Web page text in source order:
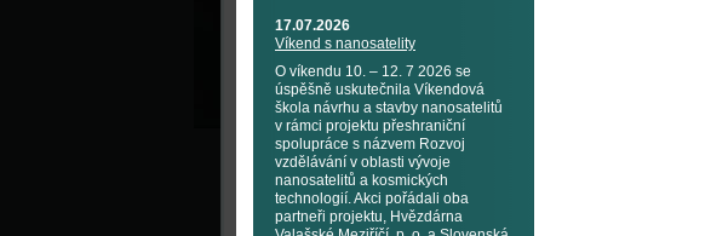
17.07.2026
Víkend s nanosatelity
O víkendu 10. – 12. 7 2026 se
úspěšně uskutečnila Víkendová
škola návrhu a stavby nanosatelitů
v rámci projektu přeshraniční
spolupráce s názvem Rozvoj
vzdělávání v oblasti vývoje
nanosatelitů a kosmických
technologií. Akci pořádali oba
partneři projektu, Hvězdárna